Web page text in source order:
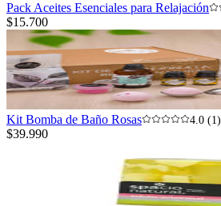
Pack Aceites Esenciales para Relajación
$15.700
Kit Bomba de Baño Rosas 4.0 (1)
$39.990